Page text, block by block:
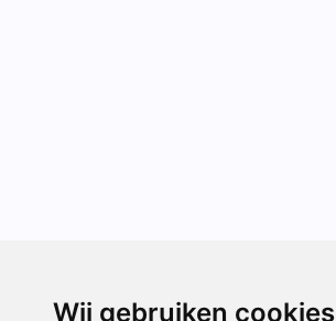
Wij gebruiken cookies